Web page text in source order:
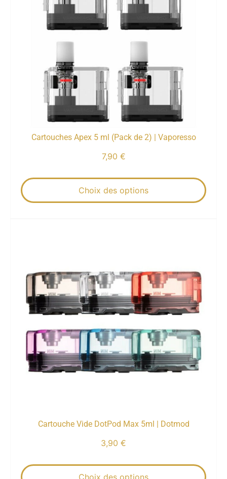
Cartouches Apex 5 ml (Pack de 2) | Vaporesso
7,90 €
Choix des options
Cartouche Vide DotPod Max 5ml | Dotmod
3,90 €
Choix des options